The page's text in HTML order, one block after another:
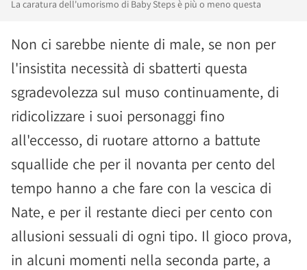
La caratura dell'umorismo di Baby Steps è più o meno questa
Non ci sarebbe niente di male, se non per
l'insistita necessità di sbatterti questa
sgradevolezza sul muso continuamente, di
ridicolizzare i suoi personaggi fino
all'eccesso, di ruotare attorno a battute
squallide che per il novanta per cento del
tempo hanno a che fare con la vescica di
Nate, e per il restante dieci per cento con
allusioni sessuali di ogni tipo. Il gioco prova,
in alcuni momenti nella seconda parte, a